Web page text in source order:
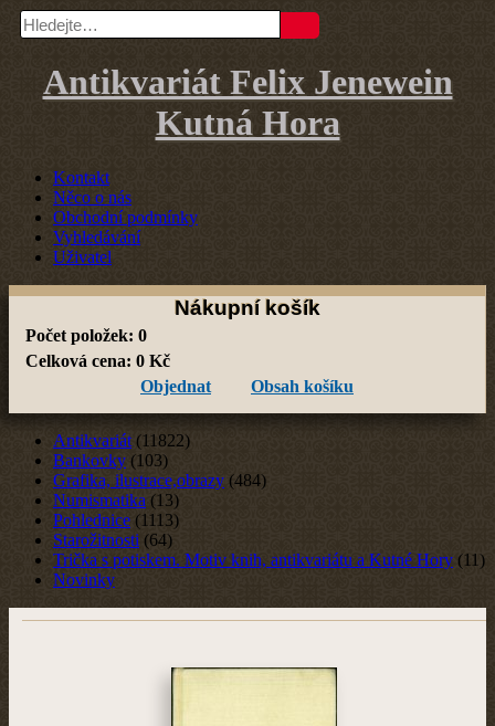
Antikvariát Felix Jenewein
Kutná Hora
Kontakt
Něco o nás
Obchodní podmínky
Vyhledávání
Uživatel
Nákupní košík
Počet položek: 0
Celková cena: 0 Kč
Objednat
Obsah košíku
Antikvariát (11822)
Bankovky (103)
Grafika, ilustrace,obrazy (484)
Numismatika (13)
Pohlednice (1113)
Starožitnosti (64)
Trička s potiskem. Motiv knih, antikvariátu a Kutné Hory (11)
Novinky